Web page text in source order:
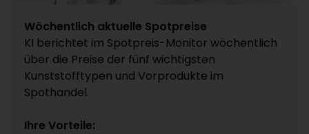
Wöchentlich aktuelle Spotpreise
KI berichtet im Spotpreis-Monitor wöchentlich
über die Preise der fünf wichtigsten
Kunststofftypen und Vorprodukte im
Spothandel.
Ihre Vorteile: